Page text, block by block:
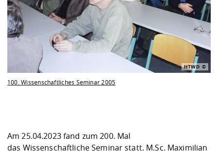
HTWD
100. Wissenschaftliches Seminar 2005
Am 25.04.2023 fand zum 200. Mal
das Wissenschaftliche Seminar statt. M.Sc. Maximilian